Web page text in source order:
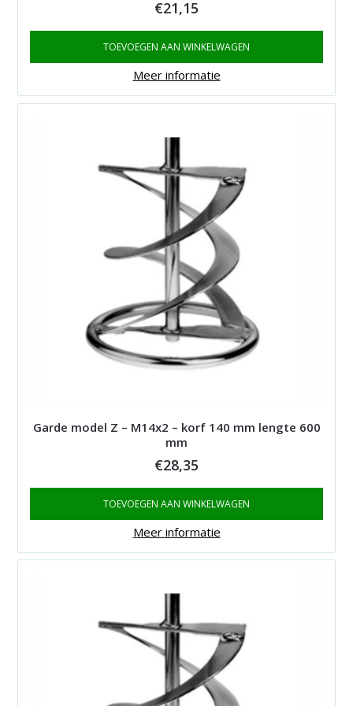
€21,15
TOEVOEGEN AAN WINKELWAGEN
Meer informatie
Garde model Z – M14x2 – korf 140 mm lengte 600
mm
€28,35
TOEVOEGEN AAN WINKELWAGEN
Meer informatie